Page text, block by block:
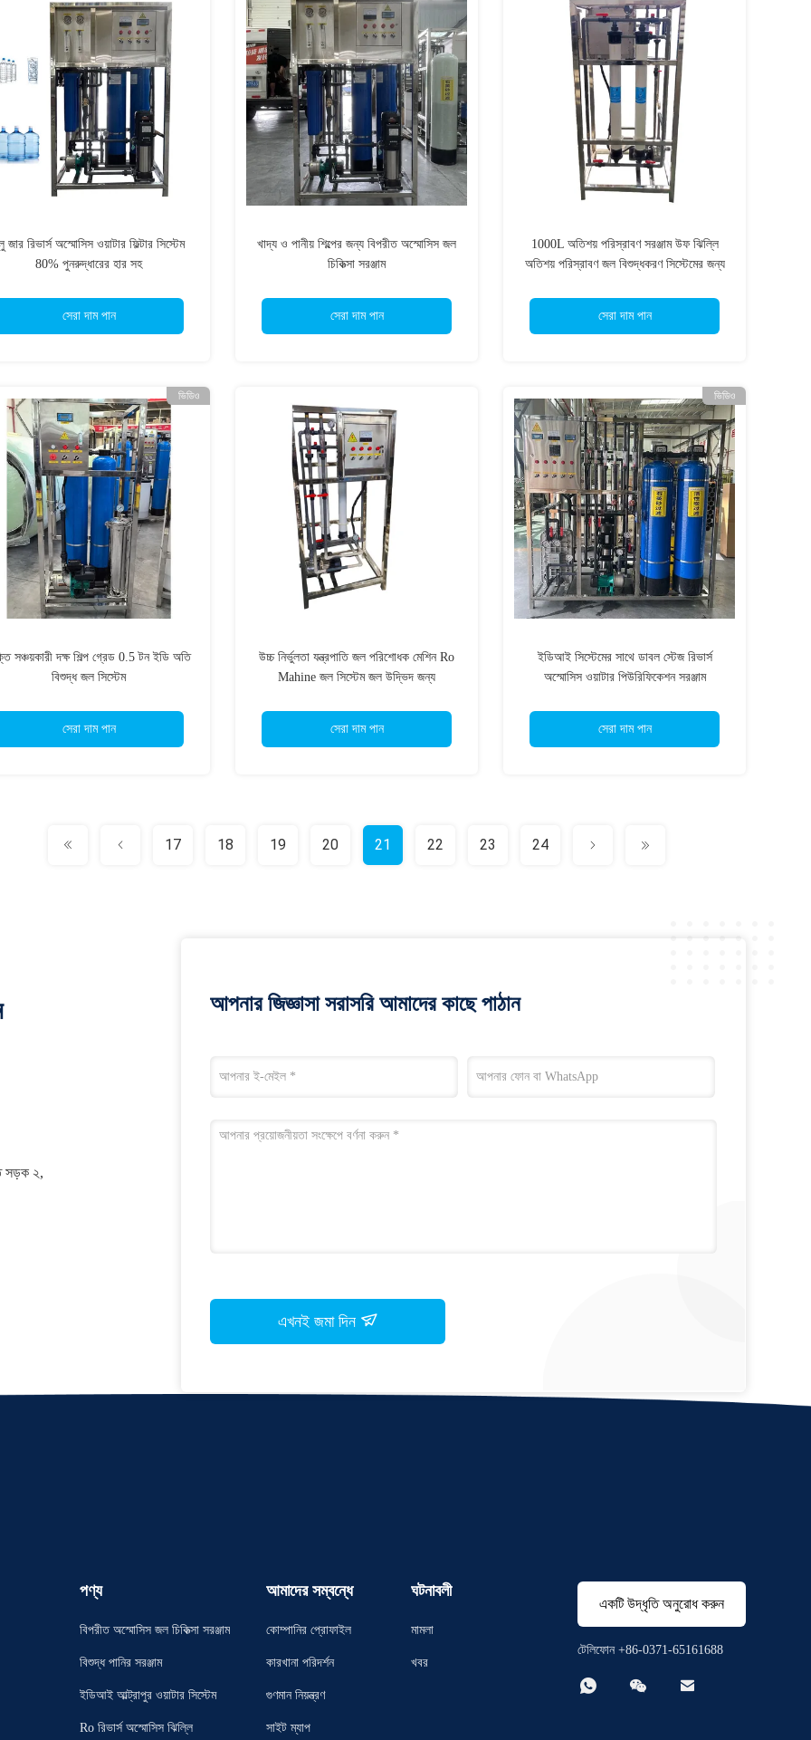
জার রিভার্স অস্মোসিস ওয়াটার ফিল্টার সিস্টেম
80% পুনরুদ্ধারের হার সহ
সেরা দাম পান
খাদ্য ও পানীয় শিল্পের জন্য বিপরীত অস্মোসিস জল
চিকিত্সা সরঞ্জাম
সেরা দাম পান
1000L অতিশয় পরিস্রাবণ সরঞ্জাম উফ ঝিল্লি
অতিশয় পরিস্রাবণ জল বিশুদ্ধকরণ সিস্টেমের জন্য
সেরা দাম পান
ভিডিও
সঞ্চয়কারী দক্ষ শিল্প গ্রেড 0.5 টন ইডি অতি
বিশুদ্ধ জল সিস্টেম
সেরা দাম পান
উচ্চ নির্ভুলতা যন্ত্রপাতি জল পরিশোধক মেশিন Ro
Mahine জল সিস্টেম জল উদ্ভিদ জন্য
সেরা দাম পান
ভিডিও
ইডিআই সিস্টেমের সাথে ডাবল স্টেজ রিভার্স
অস্মোসিস ওয়াটার পিউরিফিকেশন সরঞ্জাম
সেরা দাম পান
17 18 19 20 21 22 23 24
সড়ক ২,
আপনার জিজ্ঞাসা সরাসরি আমাদের কাছে পাঠান
এখনই জমা দিন
পণ্য
বিপরীত অস্মোসিস জল চিকিত্সা সরঞ্জাম
বিশুদ্ধ পানির সরঞ্জাম
ইডিআই আল্ট্রাপুর ওয়াটার সিস্টেম
Ro রিভার্স অস্মোসিস ঝিল্লি
আমাদের সম্বন্ধে
কোম্পানির প্রোফাইল
কারখানা পরিদর্শন
গুণমান নিয়ন্ত্রণ
সাইট ম্যাপ
ঘটনাবলী
মামলা
খবর
একটি উদ্ধৃতি অনুরোধ করুন
টেলিফোন +86-0371-65161688
  